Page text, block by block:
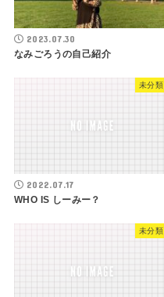
2023.07.30
なみごろうの自己紹介
未分類
2022.07.17
WHO IS しーみー？
未分類